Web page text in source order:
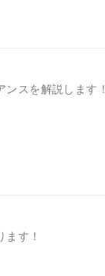
スを解説します！
す！